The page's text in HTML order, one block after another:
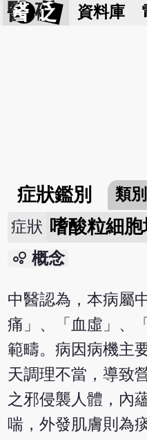
醫 砭 資料庫
症狀鑑別 類別
症狀 嗜酸粒細
bubble_chart 概念
中醫認為，本病屬
痛」、「血虛」、
範疇。病因病機主
天調理不當，導致
之邪侵襲人體，內
喘，外發肌膚則為